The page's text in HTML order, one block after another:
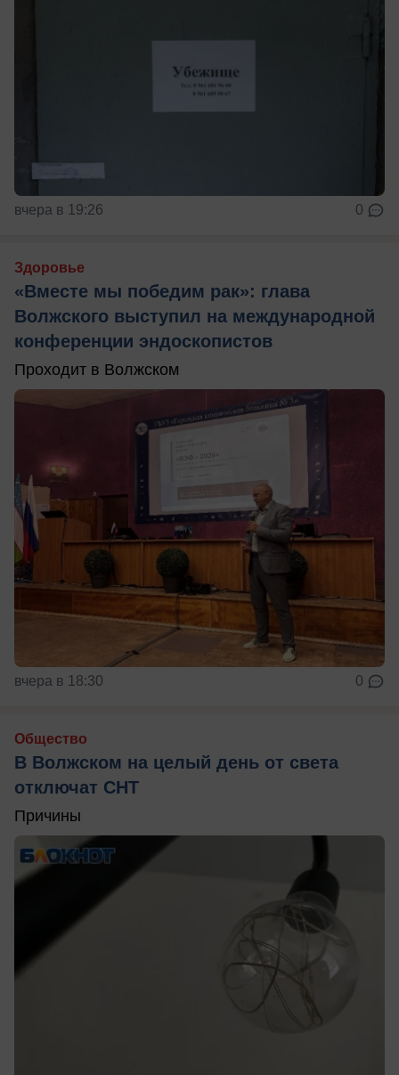
вчера в 19:26 0
Здоровье
«Вместе мы победим рак»: глава
Волжского выступил на международной
конференции эндоскопистов
Проходит в Волжском
вчера в 18:30 0
Общество
В Волжском на целый день от света
отключат СНТ
Причины